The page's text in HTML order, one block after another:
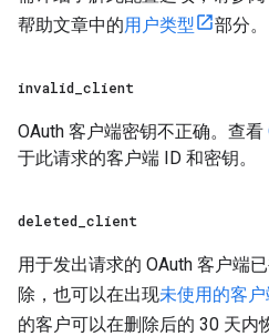
帮助文章中的用户类型 部分。
invalid client
OAuth 客户端密钥不正确。查看
于此请求的客户端 ID 和密钥。
deleted client
用于发出请求的 OAuth 客户端
除，也可以在出现未使用的客
的客户可以在删除后的 30 天内